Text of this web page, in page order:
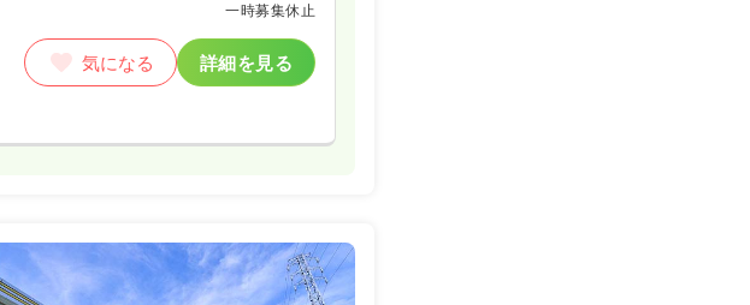
気になる 詳細を見る
一時募集休止
気になる 詳細を見る